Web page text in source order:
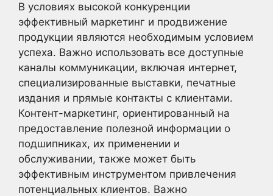
В условиях высокой конкуренции
эффективный маркетинг и продвижение
продукции являются необходимым условием
успеха. Важно использовать все доступные
каналы коммуникации, включая интернет,
специализированные выставки, печатные
издания и прямые контакты с клиентами.
Контент-маркетинг, ориентированный на
предоставление полезной информации о
подшипниках, их применении и
обслуживании, также может быть
эффективным инструментом привлечения
потенциальных клиентов. Важно